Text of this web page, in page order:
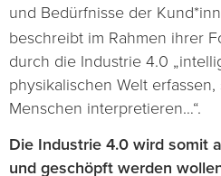
und Bedürfnisse der
beschreibt im Rahmen ihrer
durch die Industrie 4.0
physikalischen Welt
Menschen interpretieren…“.
Die Industrie 4.0 wird somit
und geschöpft werden